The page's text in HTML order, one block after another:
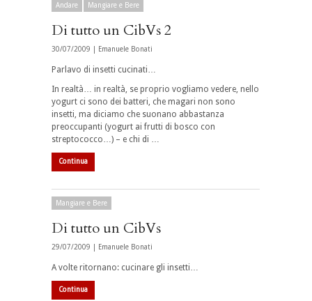
Andare Mangiare e Bere
Di tutto un CibVs 2
30/07/2009 | Emanuele Bonati
Parlavo di insetti cucinati…
In realtà… in realtà, se proprio vogliamo vedere, nello
yogurt ci sono dei batteri, che magari non sono
insetti, ma diciamo che suonano abbastanza
preoccupanti (yogurt ai frutti di bosco con
streptococco…) – e chi di …
Continua
Mangiare e Bere
Di tutto un CibVs
29/07/2009 | Emanuele Bonati
A volte ritornano: cucinare gli insetti…
Continua